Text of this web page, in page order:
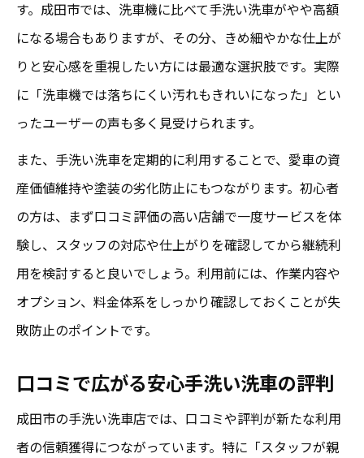
す。成田市では、洗車機に比べて手洗い洗車がやや高額
になる場合もありますが、その分、きめ細やかな仕上が
りと安心感を重視したい方には最適な選択肢です。実際
に「洗車機では落ちにくい汚れもきれいになった」とい
ったユーザーの声も多く見受けられます。
また、手洗い洗車を定期的に利用することで、愛車の資
産価値維持や塗装の劣化防止にもつながります。初心者
の方は、まず口コミ評価の高い店舗で一度サービスを体
験し、スタッフの対応や仕上がりを確認してから継続利
用を検討すると良いでしょう。利用前には、作業内容や
オプション、料金体系をしっかり確認しておくことが失
敗防止のポイントです。
口コミで広がる安心手洗い洗車の評判
成田市の手洗い洗車店では、口コミや評判が新たな利用
者の信頼獲得につながっています。特に「スタッフが親